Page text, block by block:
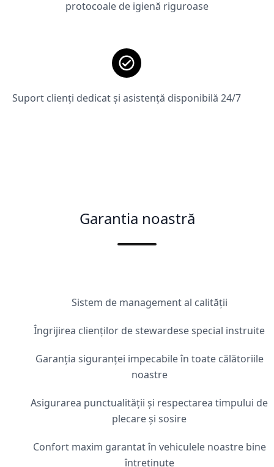
protocoale de igienă riguroase
Suport clienți dedicat și asistență disponibilă 24/7
Garantia noastră
Sistem de management al calității
Îngrijirea clienților de stewardese special instruite
Garanția siguranței impecabile în toate călătoriile
noastre
Asigurarea punctualității și respectarea timpului de
plecare și sosire
Confort maxim garantat în vehiculele noastre bine
întreținute